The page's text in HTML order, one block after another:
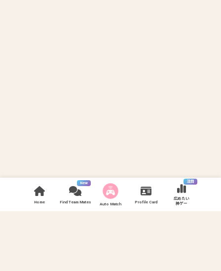
Home
New
Find Team Mates Auto Match Profile Card
注目
広めたい
神ゲー